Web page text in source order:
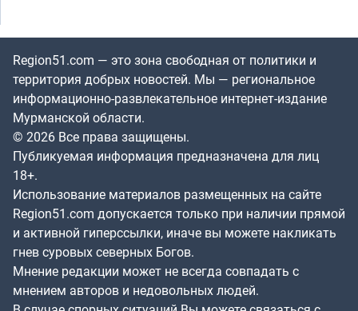
Region51.com — это зона свободная от политики и
территория добрых новостей. Мы — региональное
информационно-развлекательное интернет-издание
Мурманской области.
© 2026 Все права защищены.
Публикуемая информация предназначена для лиц
18+.
Использование материалов размещенных на сайте
Region51.com допускается только при наличии прямой
и активной гиперссылки, иначе вы можете накликать
гнев суровых северных Богов.
Мнение редакции может не всегда совпадать с
мнением авторов и недовольных людей.